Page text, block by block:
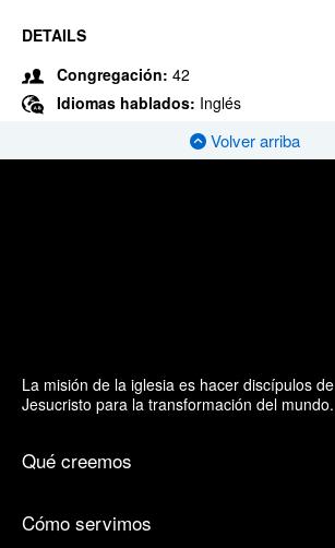
DETAILS
Congregación: 42
Idiomas hablados: Inglés
Volver arriba
La misión de la iglesia es hacer discípulos de
Jesucristo para la transformación del mundo.
Qué creemos
Cómo servimos